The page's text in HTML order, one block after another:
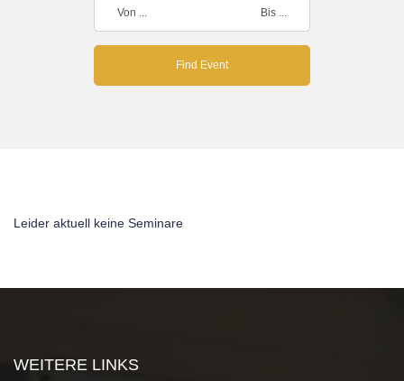
Leider aktuell keine Seminare
WEITERE LINKS